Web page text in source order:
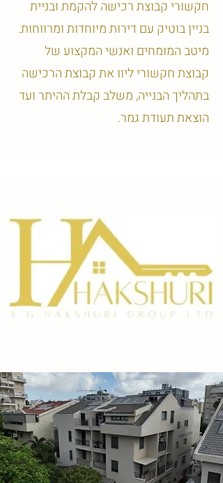
חקשורי קבוצת רכישה להקמת ובניית
בניין בוטיק עם דירות מיוחדות ומרווחות.
מיטב המומחים ואנשי המקצוע של
קבוצת חקשורי ליוו את קבוצת הרכישה
בתהליך הבנייה, משלב קבלת ההיתר ועד
הוצאת תעודת גמר.